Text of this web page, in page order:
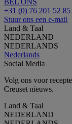
BEL ONS
+31 (0) 76 201 52 85
Stuur ons een e-mail
Land & Taal
NEDERLAND
NEDERLANDS
Nederlands
Social Media
Volg ons voor
Creuset nieuws.
Land & Taal
NEDERLAND